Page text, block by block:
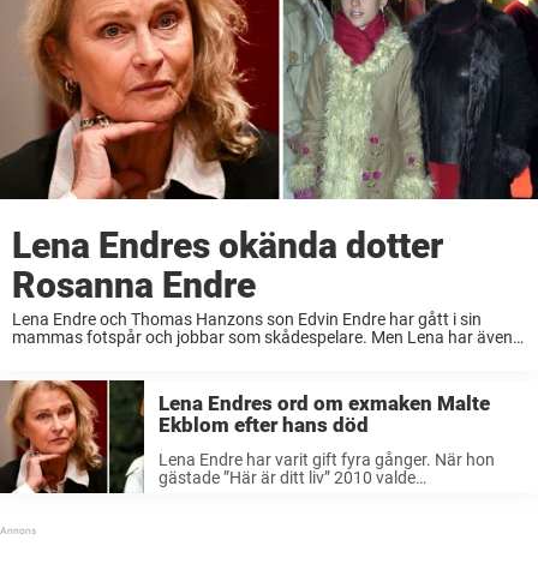
Lena Endres okända dotter
Rosanna Endre
Lena Endre och Thomas Hanzons son Edvin Endre har gått i sin
mammas fotspår och jobbar som skådespelare. Men Lena har även
Lena Endres ord om exmaken Malte
Ekblom efter hans död
Lena Endre har varit gift fyra gånger. När hon
gästade ”Här är ditt liv” 2010 valde